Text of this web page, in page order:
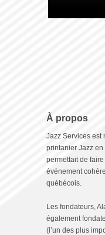
À propos
Jazz Services est
printanier Jazz en
permettait de
événement
québécois.
Les fondateurs,
également
(l’un des plus